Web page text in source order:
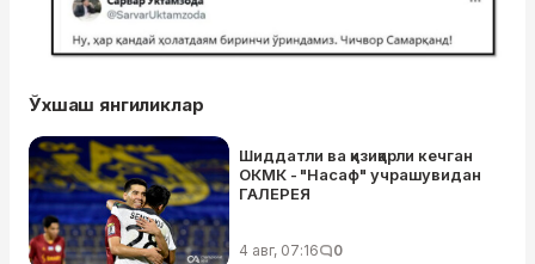
Ўхшаш янгиликлар
Шиддатли ва қизиқарли кечган
ОКМК - "Насаф" учрашувидан
ГАЛЕРЕЯ
4 авг, 07:16 0